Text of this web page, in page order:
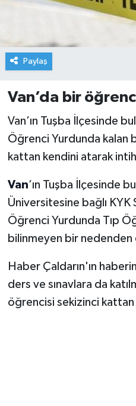
Paylaş
Van’da bir
Van’ın Tuşba İlçesinde
Öğrenci Yurdunda kalan
kattan kendini atarak
Van’ın Tuşba İlçesinde
Üniversitesine bağlı KYK
Öğrenci Yurdunda Tıp
bilinmeyen bir
Haber Çaldarın'ın
ders ve sınavlara da
öğrencisi sekizinci kattan